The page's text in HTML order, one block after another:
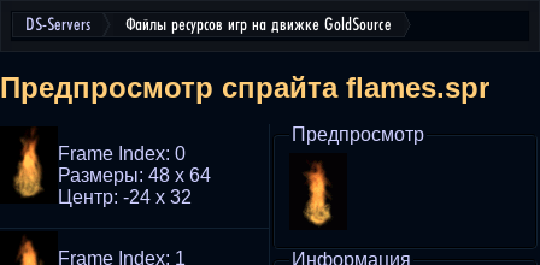
DS-Servers Файлы ресурсов игр на движке GoldSource
Предпросмотр спрайта flames.spr
Предпросмотр
Информация
Frame Index: 0
Размеры: 48 x 64
Центр: -24 x 32
Frame Index: 1